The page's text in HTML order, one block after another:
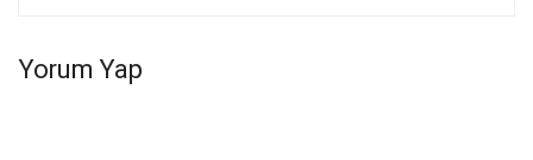
Yorum Yap